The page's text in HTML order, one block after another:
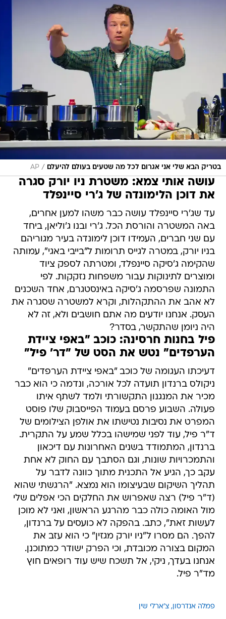
בטריק הבא שלי אני אגרום לכל מה שטעים בעולם להיעלם /
AP
עושה אותי צמא: משטרת ניו יורק סגרה
את דוכן הלימונדה של ג'רי סיינפלד
עד שג'רי סיינפלד עושה כבר משהו למען אחרים,
באה המשטרה והורסת הכל. ג'רי ובנו ג'וליאן, ביחד
עם שני חברים, העמידו דוכן לימונדה בעיר מגוריהם
בניו יורק, במטרה לגייס תרומות ל"בייבי באגי", עמותה
שהקימה ג'סיקה סיינפלד, ומטרתה לספק ציוד
ומוצרים לתינוקות עבור משפחות נזקקות. לפי
התמונה שפרסמה ג'סיקה באינסטגרם, אחד השכנים
לא אהב את ההתקהלות, וקרא למשטרה שסגרה את
העסק. אנחנו יודעים מה אתם חושבים ולא, זה לא
היה ניומן שהתקשר, בסדר?
פיל בחנות חרסינה: כוכב "באפי ציידת
הערפדים" נטש את הסט של "דר' פיל"
דעיכתו העגומה של כוכב "באפי ציידת הערפדים"
ניקולס ברנדון תועדה לכל אורכה, ונדמה כי הוא כבר
מכיר את המנגנון התקשורתי ולמד לשתף איתו
פעולה. השבוע פרסם בעמוד הפייסבוק שלו פוסט
המפרט את נסיבות נטישתו את אולפן הצילומים של
ד"ר פיל, עוד לפני שמישהו בכלל שמע על התקרית.
ברנדון, המתמודד בשנים האחרונות עם דיכאון
והתמכרויות שונות, וגם הסתבך עם החוק לא אחת
עקב כך, הגיע אל התכנית מתוך כוונה לדבר על
תהליך השיקום שבעיצומו הוא נמצא. "הרגשתי שהוא
(ד"ר פיל) רצה שאפרוש את החלקים הכי אפלים שלי
מול האומה כולה כבר מהרגע הראשון, ואני לא מוכן
לעשות זאת", כתב. בהפקה לא כועסים על ברנדון,
להפך. הם מסרו ל"ניו יורק מגזין" כי הוא עזב את
המקום בצורה מכובדת, וכי הפרק ישודר כמתוכנן.
אנחנו בעדך, ניקי, אל תשכח שיש עוד רופאים חוץ
מד"ר פיל.
פמלה אנדרסון צ'ארלי שין